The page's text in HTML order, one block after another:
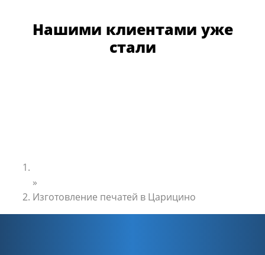
Нашими клиентами уже
стали
»
Изготовление печатей в Царицино